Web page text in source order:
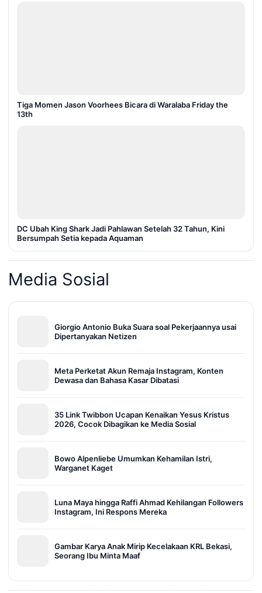
Tiga Momen Jason Voorhees Bicara di Waralaba Friday the
13th
DC Ubah King Shark Jadi Pahlawan Setelah 32 Tahun, Kini
Bersumpah Setia kepada Aquaman
Media Sosial
Giorgio Antonio Buka Suara soal Pekerjaannya usai
Dipertanyakan Netizen
Meta Perketat Akun Remaja Instagram, Konten
Dewasa dan Bahasa Kasar Dibatasi
35 Link Twibbon Ucapan Kenaikan Yesus Kristus
2026, Cocok Dibagikan ke Media Sosial
Bowo Alpenliebe Umumkan Kehamilan Istri,
Warganet Kaget
Luna Maya hingga Raffi Ahmad Kehilangan Followers
Instagram, Ini Respons Mereka
Gambar Karya Anak Mirip Kecelakaan KRL Bekasi,
Seorang Ibu Minta Maaf